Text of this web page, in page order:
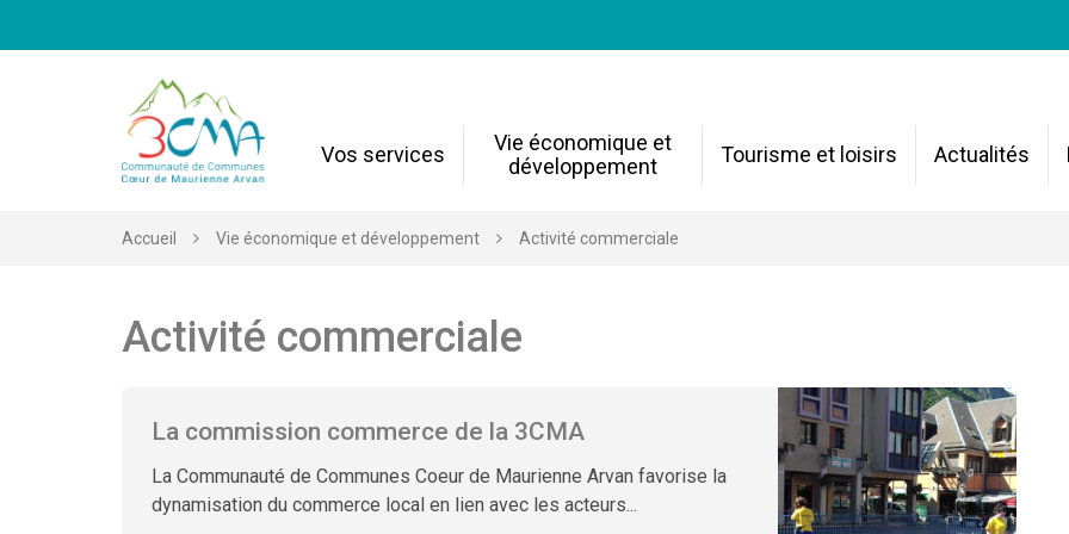
Vos services
Vie économique et
développement
Tourisme et loisirs Actualités
Accueil Vie économique et développement Activité commerciale
Activité commerciale
La commission commerce de la 3CMA
La Communauté de Communes Coeur de Maurienne Arvan favorise la
dynamisation du commerce local en lien avec les acteurs...